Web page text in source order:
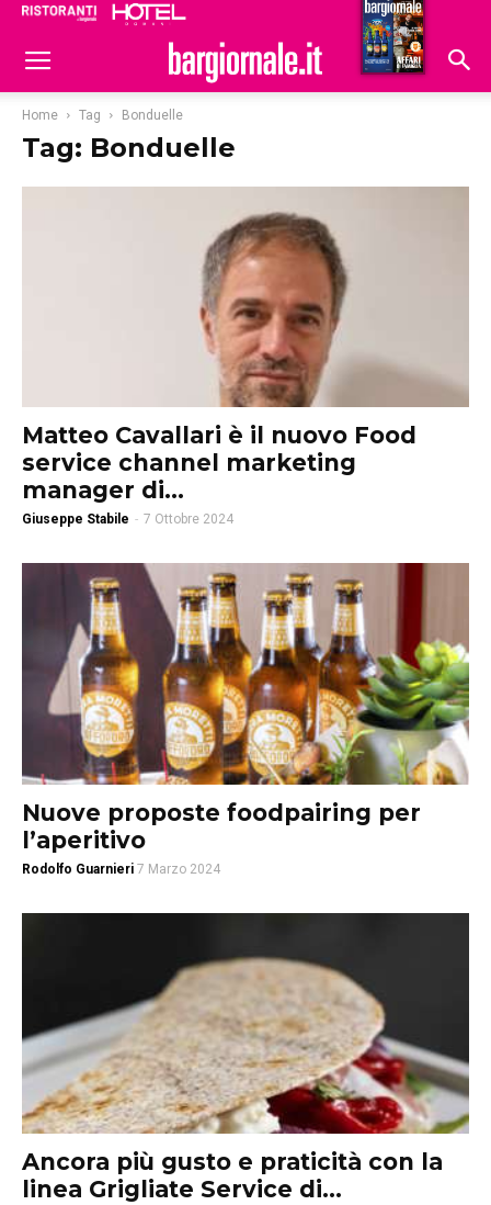
Hoteldomani
Home Tag Bonduelle
Tag: Bonduelle
Matteo Cavallari è il nuovo Food
service channel marketing
manager di...
Giuseppe Stabile - 7 Ottobre 2024
Nuove proposte foodpairing per
l’aperitivo
Rodolfo Guarnieri 7 Marzo 2024
Ancora più gusto e praticità con la
linea Grigliate Service di...